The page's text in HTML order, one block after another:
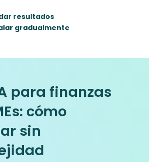
resultados
gradualmente
para finanzas
cómo
sin